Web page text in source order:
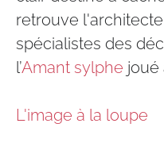
retrouve
spécialistes des
l’Amant sylphe joué
L'image à la loupe